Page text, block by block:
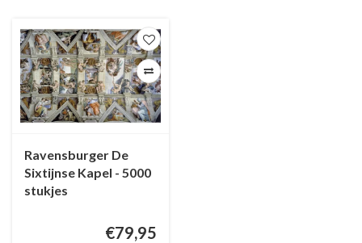
Ravensburger De
Sixtijnse Kapel - 5000
stukjes
€79,95